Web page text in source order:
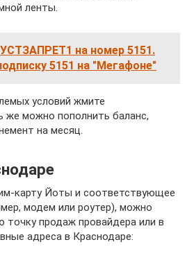
ленты.
УСТЗАПРЕТ1 на номер 5151.
5151 на "Мегафоне"
условий жмите
же можно пополнить баланс,
на месяц.
карту Йоты и соответствующее
модем или роутер), можно
точку продаж провайдера или в
адреса в Краснодаре: